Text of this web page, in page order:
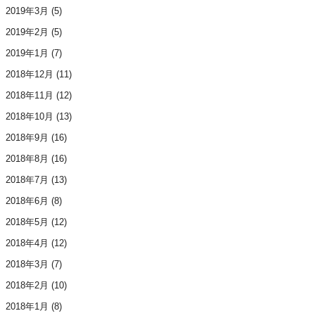
2019年3月 (5)
2019年2月 (5)
2019年1月 (7)
2018年12月 (11)
2018年11月 (12)
2018年10月 (13)
2018年9月 (16)
2018年8月 (16)
2018年7月 (13)
2018年6月 (8)
2018年5月 (12)
2018年4月 (12)
2018年3月 (7)
2018年2月 (10)
2018年1月 (8)